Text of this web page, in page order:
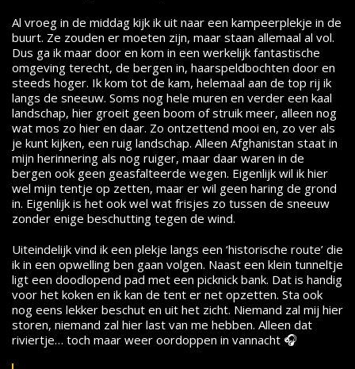
Al vroeg in de middag kijk ik uit naar een kampeerplekje in de
buurt. Ze zouden er moeten zijn, maar staan allemaal al vol.
Dus ga ik maar door en kom in een werkelijk fantastische
omgeving terecht, de bergen in, haarspeldbochten door en
steeds hoger. Ik kom tot de kam, helemaal aan de top rij ik
langs de sneeuw. Soms nog hele muren en verder een kaal
landschap, hier groeit geen boom of struik meer, alleen nog
wat mos zo hier en daar. Zo ontzettend mooi en, zo ver als
je kunt kijken, een ruig landschap. Alleen Afghanistan staat in
mijn herinnering als nog ruiger, maar daar waren in de
bergen ook geen geasfalteerde wegen. Eigenlijk wil ik hier
wel mijn tentje op zetten, maar er wil geen haring de grond
in. Eigenlijk is het ook wel wat frisjes zo tussen de sneeuw
zonder enige beschutting tegen de wind.
Uiteindelijk vind ik een plekje langs een ‘historische route’ die
ik in een opwelling ben gaan volgen. Naast een klein tunneltje
ligt een doodlopend pad met een picknick bank. Dat is handig
voor het koken en ik kan de tent er net opzetten. Sta ook
nog eens lekker beschut en uit het zicht. Niemand zal mij hier
storen, niemand zal hier last van me hebben. Alleen dat
riviertje… toch maar weer oordoppen in vannacht 🎧